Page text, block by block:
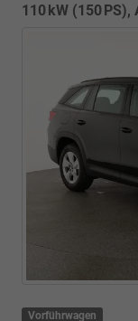
110 kW (150
Vorführwagen